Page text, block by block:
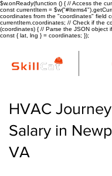
$w.onReady(function () { // Access the
const currentItem =
coordinates from the "coordinates" field
currentItem.coordinates; // Check if the
(coordinates) { // Parse the JSON object
const { lat, lng } = coordinates; });
HVAC
Salary in
VA